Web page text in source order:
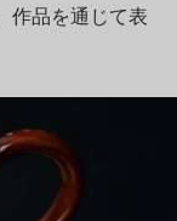
作品を通じて表